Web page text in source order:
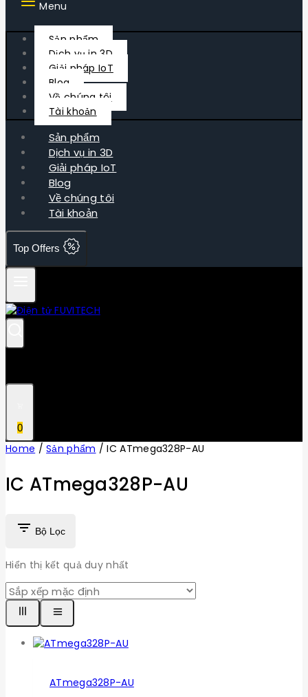
Menu
Sản phẩm
Dịch vụ in 3D
Giải pháp IoT
Blog
Về chúng tôi
Tài khoản
Sản phẩm
Dịch vụ in 3D
Giải pháp IoT
Blog
Về chúng tôi
Tài khoản
Top Offers
0
Home / Sản phẩm / IC ATmega328P-AU
IC ATmega328P-AU
Bộ Lọc
Hiển thị kết quả duy nhất
ATmega328P-AU